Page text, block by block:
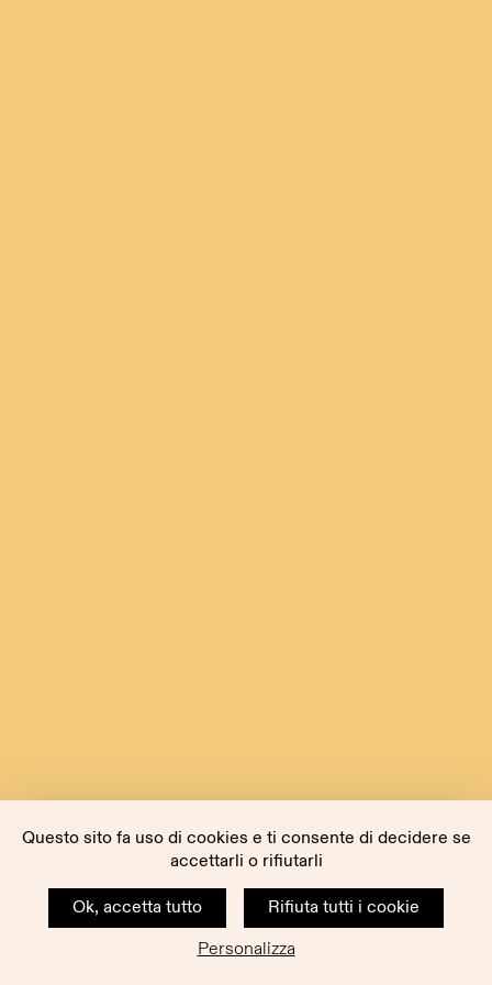
Questo sito fa uso di cookies e ti consente di decidere se
accettarli o rifiutarli
Ok, accetta tutto
Rifiuta tutti i cookie
Personalizza